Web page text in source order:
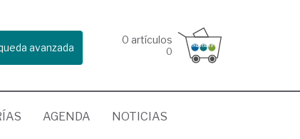
avanzada
0 artículos
0
AGENDA NOTICIAS